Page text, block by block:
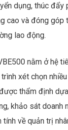
dụng, thúc đẩy
cao và đóng góp
lao động.
nằm ở hệ
xét chọn
thẩm định
khảo sát doanh
tính về quản trị